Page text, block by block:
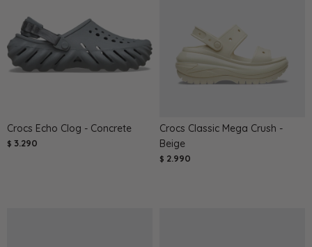
Crocs Echo Clog - Concrete
$ 3.290
Crocs Classic Mega Crush -
Beige
$ 2.990